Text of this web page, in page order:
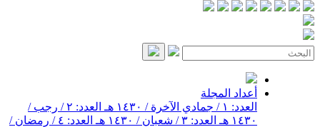
أعداد المجلة
العدد: ١ / جمادي الآخرة / ١٤٣٠ هـ
العدد: ٢ / رجب /
١٤٣٠ هـ
العدد: ٣ / شعبان / ١٤٣٠ هـ
العدد: ٤ / رمضان /